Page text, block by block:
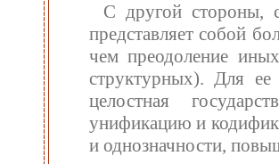
С другой стороны,
представляет собой
чем преодоление
структурных). Для ее
целостная
унификацию и
и однозначности,